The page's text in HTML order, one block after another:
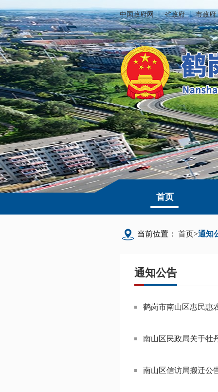
中国政府网丨省政府丨市政府
首页
当前位置： 首页>通知
通知公告
鹤岗市南山区惠民惠
南山区民政局关于牡
南山区信访局搬迁公